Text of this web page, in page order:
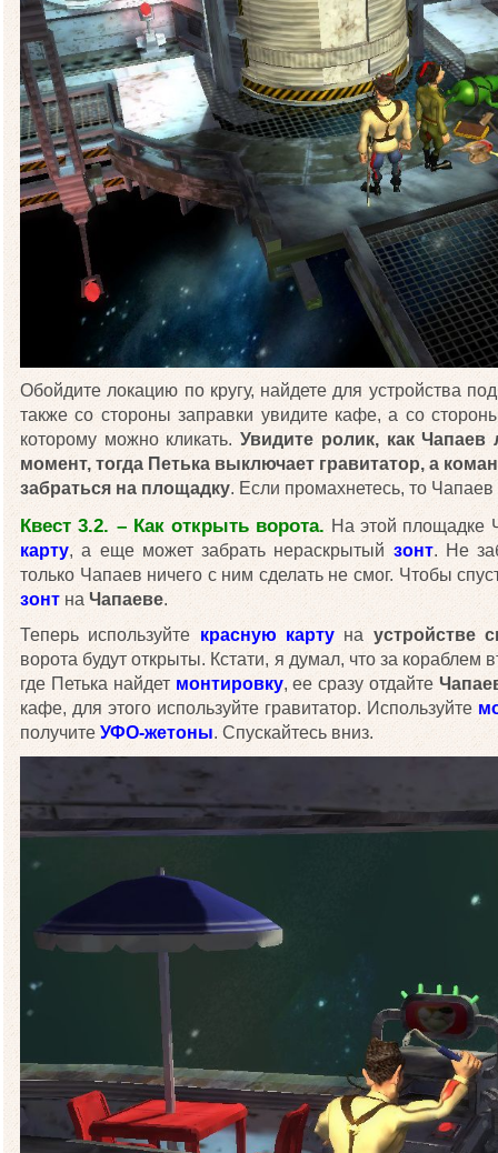
Обойдите локацию по кругу, найдете для устройства
также со стороны заправки увидите кафе, а со
которому можно кликать.Увидите ролик, как
момент, тогда Петька выключает гравитатор, а
забраться на площадку. Если промахнетесь, то Чапаев
Квест 3.2. – Как открыть ворота.На этой площадке
карту, а еще может забрать нераскрытый зонт. Не
только Чапаев ничего с ним сделать не смог. Чтобы
зонт на Чапаеве.
Теперь используйте красную карту на устройстве
ворота будут открыты. Кстати, я думал, что за кораблем
где Петька найдет монтировку, ее сразу отдайте
кафе, для этого используйте гравитатор. Используйте
получите УФО-жетоны. Спускайтесь вниз.